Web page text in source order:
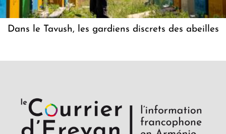
Dans le Tavush, les gardiens discrets des abeilles